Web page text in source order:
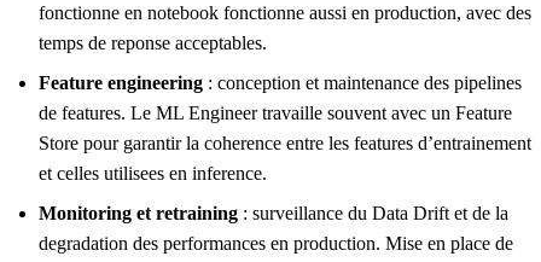
fonctionne en notebook fonctionne aussi en production, avec des
temps de reponse acceptables.
Feature engineering : conception et maintenance des pipelines
de features. Le ML Engineer travaille souvent avec un Feature
Store pour garantir la coherence entre les features d’entrainement
et celles utilisees en inference.
Monitoring et retraining : surveillance du Data Drift et de la
degradation des performances en production. Mise en place de